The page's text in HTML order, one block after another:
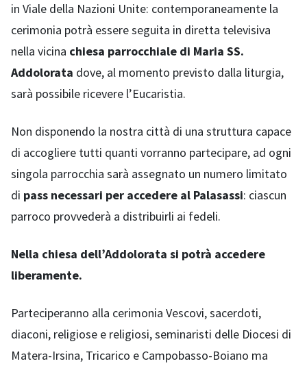
in Viale della Nazioni Unite: contemporaneamente la
cerimonia potrà essere seguita in diretta televisiva
nella vicina chiesa parrocchiale di Maria SS.
Addolorata dove, al momento previsto dalla liturgia,
sarà possibile ricevere l’Eucaristia.
Non disponendo la nostra città di una struttura capace
di accogliere tutti quanti vorranno partecipare, ad ogni
singola parrocchia sarà assegnato un numero limitato
di pass necessari per accedere al Palasassi: ciascun
parroco provvederà a distribuirli ai fedeli.
Nella chiesa dell’Addolorata si potrà accedere
liberamente.
Parteciperanno alla cerimonia Vescovi, sacerdoti,
diaconi, religiose e religiosi, seminaristi delle Diocesi di
Matera-Irsina, Tricarico e Campobasso-Boiano ma